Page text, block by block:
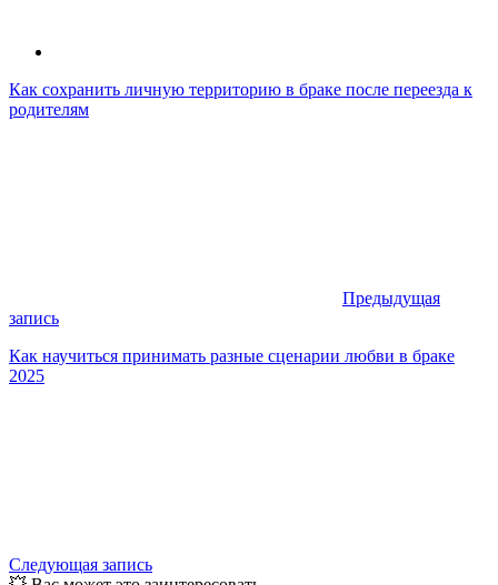
Как сохранить личную территорию в браке после переезда к
родителям
Предыдущая
запись
Как научиться принимать разные сценарии любви в браке
2025
Следующая запись